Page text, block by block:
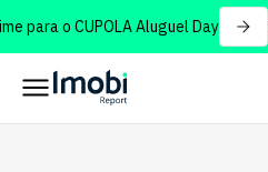
para o CUPOLA Aluguel Day